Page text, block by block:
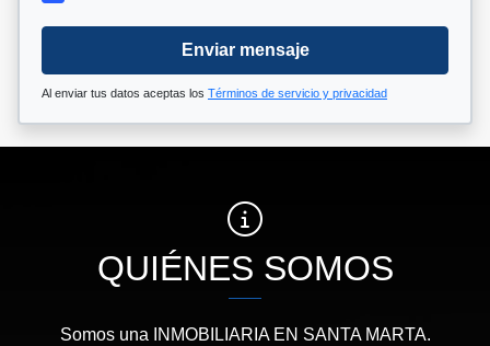
Enviar mensaje
Al enviar tus datos aceptas los Términos de servicio y privacidad
QUIÉNES SOMOS
Somos una INMOBILIARIA EN SANTA MARTA.